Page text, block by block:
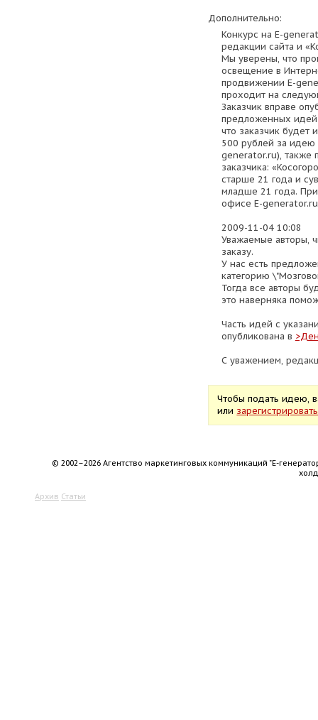
Дополнительно:
Конкурс на E-
редакции сайта и
Мы уверены, что
освещение в
продвижении E-
проходит на
Заказчик вправе
предложенных идей
что заказчик будет
500 рублей за
generator.ru), также
заказчика:
старше 21 года и
младше 21 года.
офисе E-
2009-11-04 10:08
Уважаемые авторы,
заказу.
У нас есть
категорию
Тогда все авторы
это наверняка
Часть идей с
опубликована в
С уважением,
Чтобы подать идею,
или
© 2002–2026 Агентство маркетинговых коммуникаций "Е-
Архив Статьи